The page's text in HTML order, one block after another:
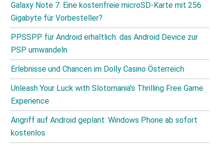
Galaxy Note 7: Eine kostenfreie microSD-Karte mit 256
Gigabyte für Vorbesteller?
PPSSPP für Android erhältlich: das Android Device zur
PSP umwandeln
Erlebnisse und Chancen im Dolly Casino Österreich
Unleash Your Luck with Slotomania's Thrilling Free Game
Experience
Angriff auf Android geplant: Windows Phone ab sofort
kostenlos